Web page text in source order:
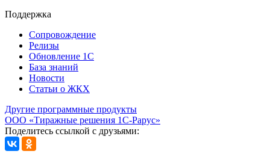
Поддержка
Сопровождение
Релизы
Обновление 1С
База знаний
Новости
Статьи о ЖКХ
Другие программные продукты
ООО «Тиражные решения 1С-Рарус»
Поделитесь ссылкой с друзьями: